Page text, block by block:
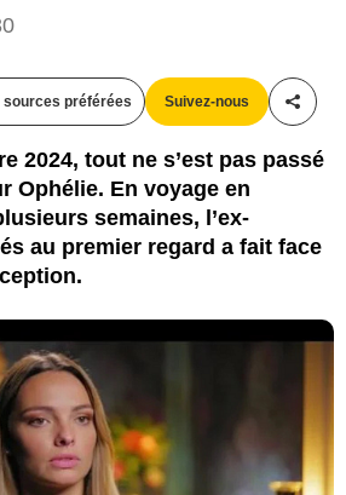
préférées Suivez-nous
2024, tout ne s’est pas passé
Ophélie. En voyage en
semaines, l’ex-
au premier regard a fait face